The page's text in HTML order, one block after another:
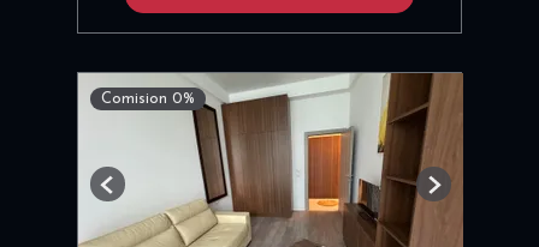
Comision 0%
Previous Next